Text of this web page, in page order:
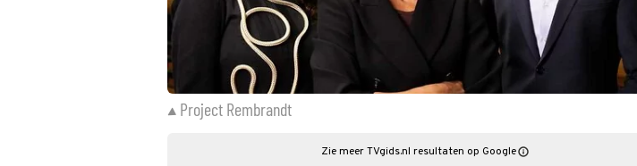
Project Rembrandt
Zie meer TVgids.nl resultaten op Google